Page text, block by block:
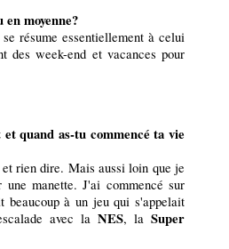
moyenne?
résume essentiellement à celui
des week-end et vacances pour
quand as-tu commencé ta vie
rien dire. Mais aussi loin que je
manette. J'ai commencé sur
à un jeu qui s'appelait
avec la NES, la Super